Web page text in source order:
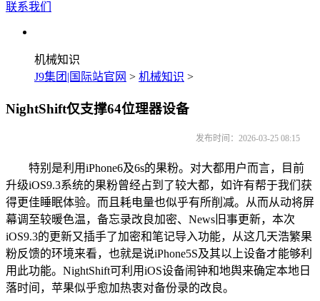
联系我们
机械知识
J9集团|国际站官网 > 机械知识 >
NightShift仅支撑64位理器设备
发布时间：2026-03-25 08:15
特别是利用iPhone6及6s的果粉。对大都用户而言，目前
升级iOS9.3系统的果粉曾经占到了较大都，如许有帮于我们获
得更佳睡眠体验。而且耗电量也似乎有所削减。从而从动将屏
幕调至较暖色温，备忘录改良加密、News旧事更新，本次
iOS9.3的更新又插手了加密和笔记导入功能，从这几天浩繁果
粉反馈的环境来看，也就是说iPhone5S及其以上设备才能够利
用此功能。NightShift可利用iOS设备闹钟和地舆来确定本地日
落时间，苹果似乎愈加热衷对备份录的改良。